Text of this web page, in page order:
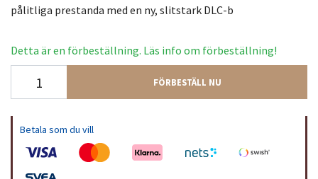
pålitliga prestanda med en ny, slitstark DLC-b
Detta är en förbeställning. Läs info om förbeställning!
FÖRBESTÄLL NU
Betala som du vill